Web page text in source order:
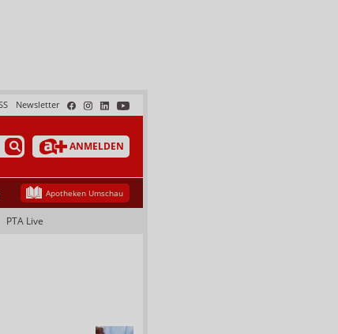
Newsletter
ANMELDEN
Apotheken Umschau
PTA Live